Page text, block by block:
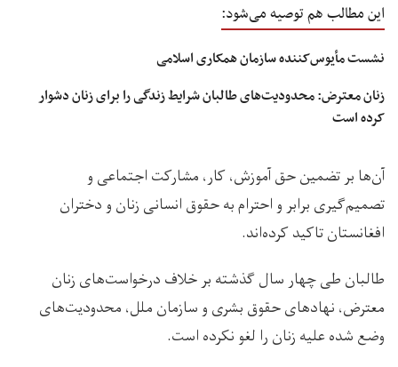
این مطالب هم توصیه می‌شود:
نشست مأیوس‌کننده سازمان همکاری اسلامی
زنان معترض: محدودیت‌های طالبان شرایط زندگی را برای زنان دشوار
کرده است
آن‌ها بر تضمین حق آموزش، کار، مشارکت اجتماعی و
تصمیم‌گیری برابر و احترام به حقوق انسانی زنان و دختران
افغانستان تاکید کرده‌اند.
طالبان طی چهار سال گذشته بر خلاف درخواست‌های زنان
معترض، نهادهای حقوق بشری و سازمان ملل، محدودیت‌های
وضع شده علیه زنان را لغو نکرده است.